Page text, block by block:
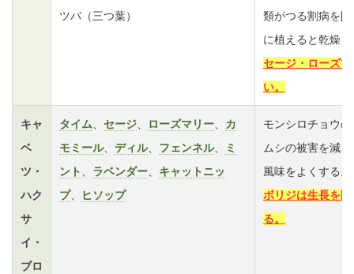
ツバ（三つ葉）
類がつる割病を
に植えると乾燥
セージ・ローズ
い。
キャ
ベ
ツ・
ハク
サ
イ・
ブロ
タイム セージ ローズマリー
カ
モミール、 ディル、 フェンネル、
ミ
ント
ラベンダー
キャットニッ
プ、 ヒソップ
モンシロチョウ
ムシの被害を減
風味をよくする。
ボリジは生長を
る。